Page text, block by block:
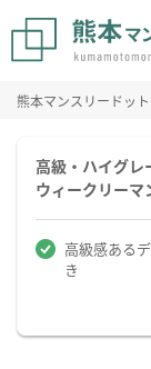
熊本マンスリードッ
高級・ハイグレ
ウィークリーマ
高級感ある
き